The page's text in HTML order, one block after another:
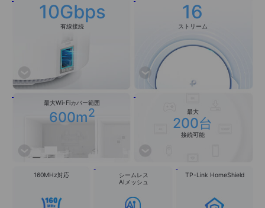
10Gbps
有線接続
16
ストリーム
最大Wi-Fiカバー範囲
600m2 最大
200台
接続可能
160MHz対応
シームレス
AIメッシュ
TP-Link HomeShield